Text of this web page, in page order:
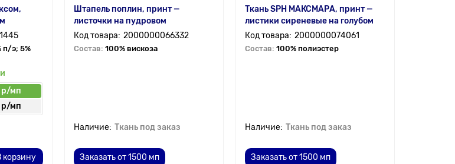
п/э; 5%
р/мп
р/мп
корзину
Штапель поплин, принт —
листочки на пудровом
2000000066332
Состав: 100% вискоза
Ткань под заказ
Заказать от 1500 мп
Ткань SPH МАКСМАРА, принт —
листики сиреневые на голубом
2000000074061
Состав: 100% полиэстер
Ткань под заказ
Заказать от 1500 мп